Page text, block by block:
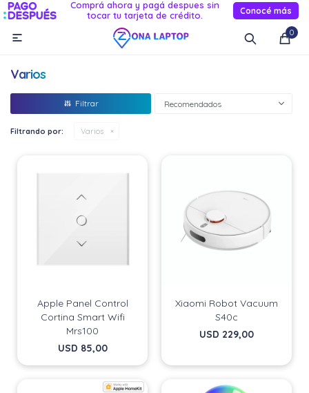
Comprá ahora y pagá despues sin
tocar tu tarjeta de crédito.
Conocé más
0

Varios
Recomendados
Filtrando por: Varios
Apple Panel Control
Cortina Smart Wifi
Mrs100
USD 85,00
Xiaomi Robot Vacuum
S40c
USD 229,00
MI CUENTA
Novedades
Informática
Relojes smart